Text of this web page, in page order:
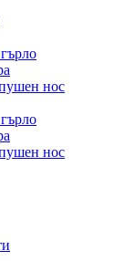
нос
нос